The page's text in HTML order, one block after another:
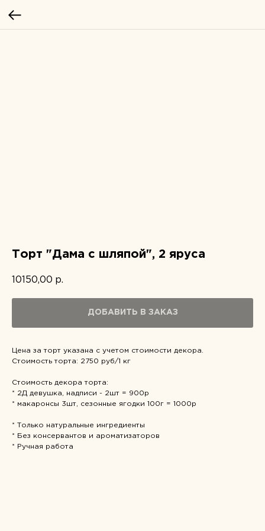
Торт "Дама с шляпой", 2 яруса
10150,00 р.
ДОБАВИТЬ В ЗАКАЗ
Цена за торт указана с учетом стоимости декора.
Стоимость торта: 2750 руб/1 кг
Стоимость декора торта:
* 2Д девушка, надписи - 2шт = 900р
* макаронсы 3шт, сезонные ягодки 100г = 1000р
* Только натуральные ингредиенты
* Без консервантов и ароматизаторов
* Ручная работа